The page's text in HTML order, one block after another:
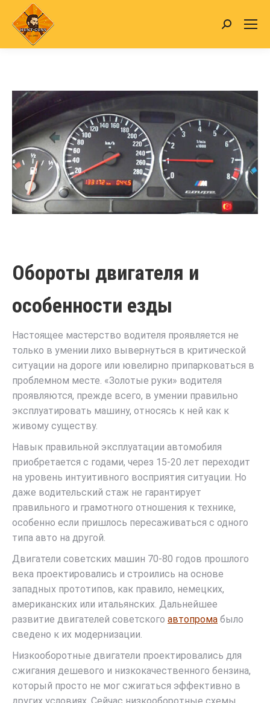
Search:
Обороты двигателя и
особенности езды
Настоящее мастерство водителя проявляется не
только в умении лихо вывернуться в критической
ситуации на дороге или ювелирно припарковаться в
проблемном месте. «Золотые руки» водителя
проявляются, прежде всего, в умении правильно
эксплуатировать машину, относясь к ней как к
живому существу.
Навык правильной эксплуатации автомобиля
приобретается с годами, через 15-20 лет переходит
на уровень интуитивного восприятия ситуации. Но
даже водительский стаж не гарантирует
правильного и грамотного отношения к технике,
особенно если пришлось пересаживаться с одного
типа авто на другой.
Двигатели советских машин 70-80 годов прошлого
века проектировались и строились на основе
западных прототипов, как правило, немецких,
американских или итальянских. Дальнейшее
развитие двигателей советского автопрома было
сведено к их модернизации.
Низкооборотные двигатели проектировались для
сжигания дешевого и низкокачественного бензина,
который просто не мог сжигаться эффективно в